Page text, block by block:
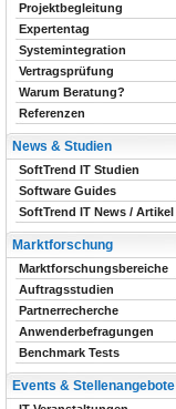
Projektbegleitung
Expertentag
Systemintegration
Vertragsprüfung
Warum Beratung?
Referenzen
News & Studien
SoftTrend IT Studien
Software Guides
SoftTrend IT News / Artikel
Marktforschung
Marktforschungsbereiche
Auftragsstudien
Partnerrecherche
Anwenderbefragungen
Benchmark Tests
Events & Stellenangebote